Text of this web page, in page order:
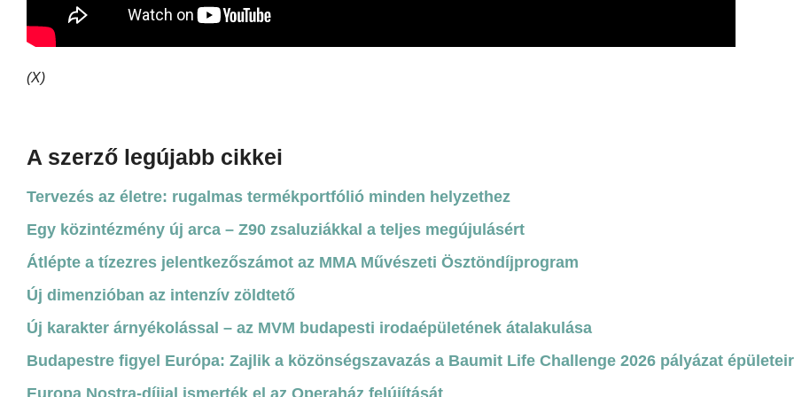
(X)
A szerző legújabb cikkei
Tervezés az életre: rugalmas termékportfólió minden helyzethez
Egy közintézmény új arca – Z90 zsaluziákkal a teljes megújulásért
Átlépte a tízezres jelentkezőszámot az MMA Művészeti Ösztöndíjprogram
Új dimenzióban az intenzív zöldtető
Új karakter árnyékolással – az MVM budapesti irodaépületének átalakulása
Budapestre figyel Európa: Zajlik a közönségszavazás a Baumit Life Challenge 2026 pályázat
Europa Nostra-díjjal ismerték el az Operaház felújítását